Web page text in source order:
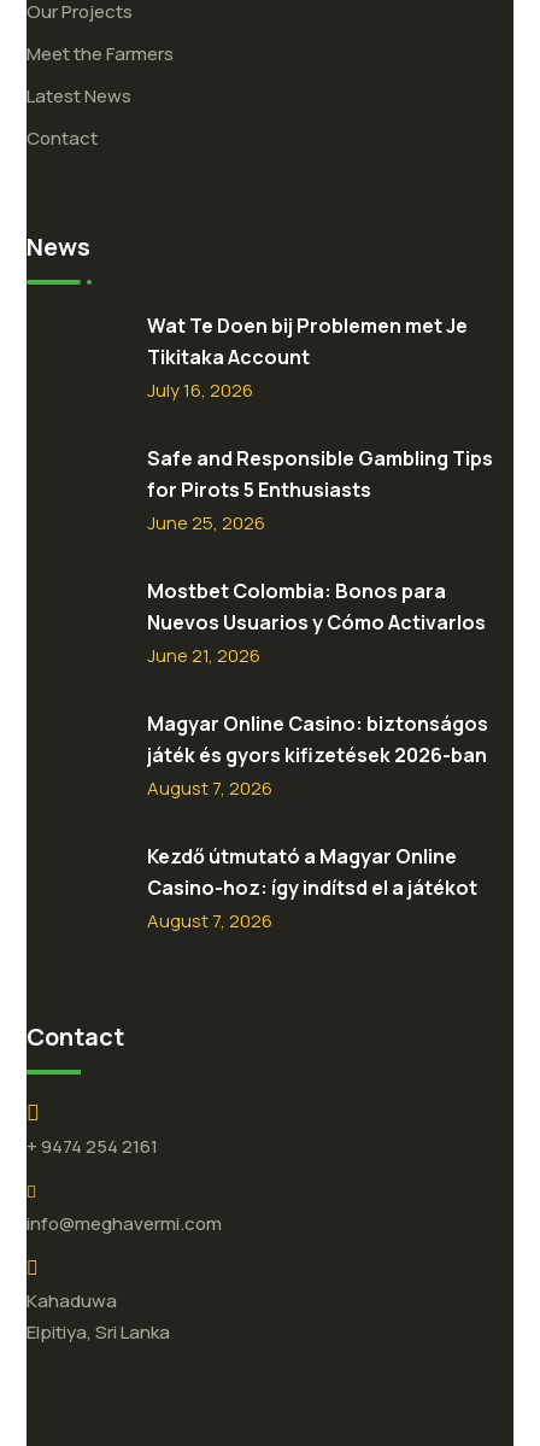
Our Projects
Meet the Farmers
Latest News
Contact
News
Wat Te Doen bij Problemen met Je
Tikitaka Account
July 16, 2026
Safe and Responsible Gambling Tips
for Pirots 5 Enthusiasts
June 25, 2026
Mostbet Colombia: Bonos para
Nuevos Usuarios y Cómo Activarlos
June 21, 2026
Magyar Online Casino: biztonságos
játék és gyors kifizetések 2026-ban
August 7, 2026
Kezdő útmutató a Magyar Online
Casino-hoz: így indítsd el a játékot
August 7, 2026
Contact
+ 9474 254 2161
info@meghavermi.com
Kahaduwa
Elpitiya, Sri Lanka